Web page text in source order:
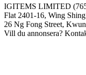
IGITEMS LIMITED
Flat 2401-16, Wing
26 Ng Fong Street,
Vill du annonsera?